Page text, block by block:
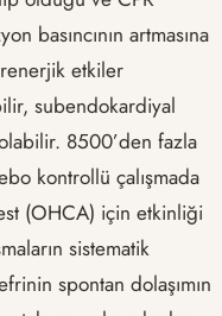
basıncının artmasına
etkiler
subendokardiyal
8500’den fazla
kontrollü çalışmada
(OHCA) için etkinliği
sistematik
spontan dolaşımın